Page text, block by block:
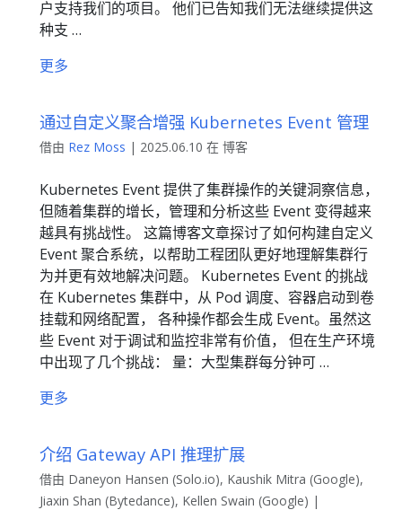
户支持我们的项目。 他们已告知我们无法继续提供这
种支 …
更多
通过自定义聚合增强 Kubernetes Event 管理
借由 Rez Moss | 2025.06.10 在 博客
Kubernetes Event 提供了集群操作的关键洞察信息，
但随着集群的增长，管理和分析这些 Event 变得越来
越具有挑战性。 这篇博客文章探讨了如何构建自定义
Event 聚合系统，以帮助工程团队更好地理解集群行
为并更有效地解决问题。 Kubernetes Event 的挑战
在 Kubernetes 集群中，从 Pod 调度、容器启动到卷
挂载和网络配置， 各种操作都会生成 Event。虽然这
些 Event 对于调试和监控非常有价值， 但在生产环境
中出现了几个挑战： 量：大型集群每分钟可 …
更多
介绍 Gateway API 推理扩展
借由 Daneyon Hansen (Solo.io), Kaushik Mitra (Google),
Jiaxin Shan (Bytedance), Kellen Swain (Google) |